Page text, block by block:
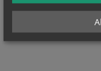
Franz Schultschik